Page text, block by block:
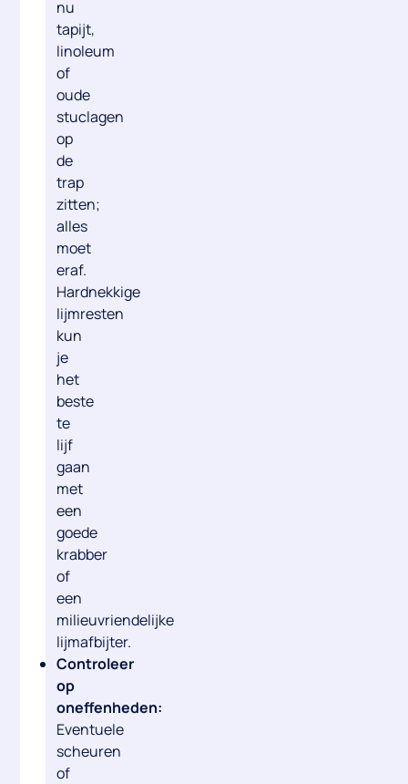
nu
tapijt,
linoleum
of
oude
stuclagen
op
de
trap
zitten;
alles
moet
eraf.
Hardnekkige
lijmresten
kun
je
het
beste
te
lijf
gaan
met
een
goede
krabber
of
een
milieuvriendelijke
lijmafbijter.
Controleer
op
oneffenheden:
Eventuele
scheuren
of